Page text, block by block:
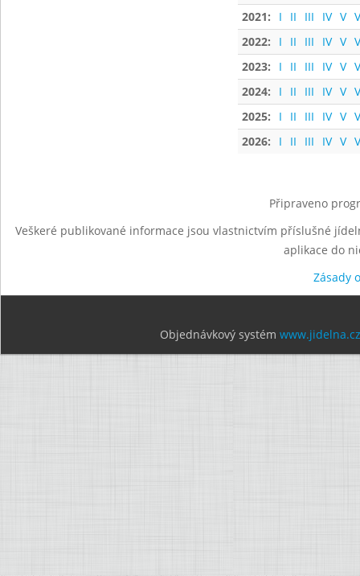
2021:
I II III IV V
2022:
I II III IV V
2023:
I II III IV V
2024:
I II III IV V
2025:
I II III IV V
2026:
I II III IV V
Připraveno
Veškeré publikované informace jsou vlastnictvím příslušné
aplikace do
Zásady
Objednávkový systém www.jidelna.cz